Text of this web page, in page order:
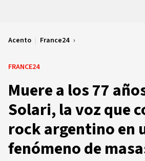
Acento | France24
FRANCE24
Muere a los 77
Solari, la voz que
rock argentino en
fenómeno de